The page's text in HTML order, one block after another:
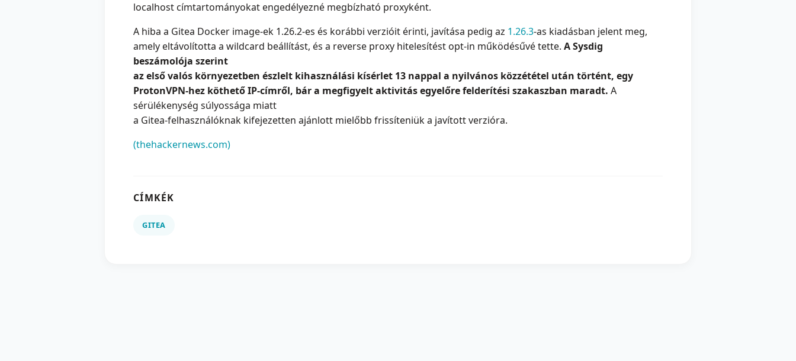
localhost címtartományokat engedélyezné megbízható proxyként.
A hiba a Gitea Docker image-ek 1.26.2-es és korábbi verzióit érinti, javítása pedig az 1.26.3-as kiadásban jelent meg,
amely eltávolította a wildcard beállítást, és a reverse proxy hitelesítést opt-in működésűvé tette. A Sysdig
beszámolója szerint
az első valós környezetben észlelt kihasználási kísérlet 13 nappal a nyilvános közzététel után történt, egy
ProtonVPN-hez köthető IP-címről, bár a megfigyelt aktivitás egyelőre felderítési szakaszban maradt. A
sérülékenység súlyossága miatt
a Gitea-felhasználóknak kifejezetten ajánlott mielőbb frissíteniük a javított verzióra.
(thehackernews.com)
CÍMKÉK
GITEA